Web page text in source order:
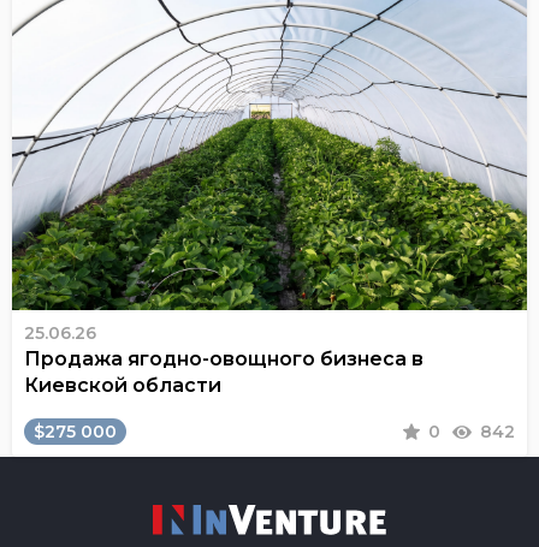
25.06.26
Продажа ягодно-овощного бизнеса в
Киевской области
$275 000 0 842